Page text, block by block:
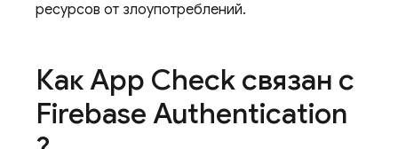
ресурсов от злоупотреблений.
КакApp Check связан с
Firebase Authentication